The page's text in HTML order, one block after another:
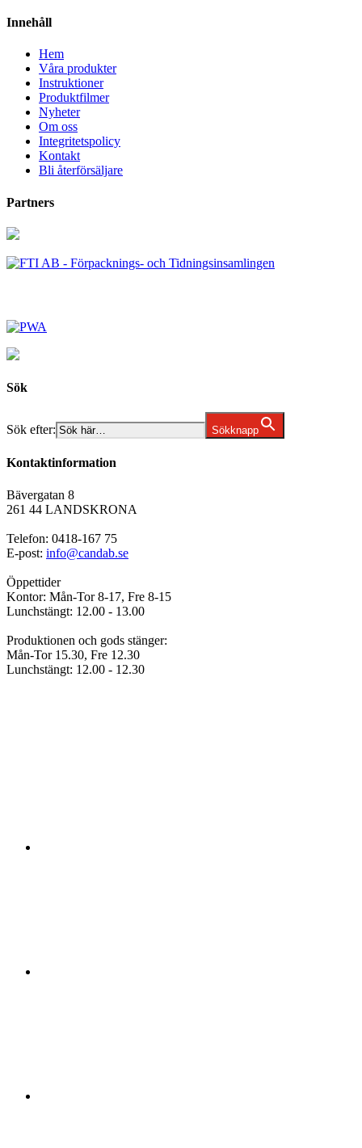
Innehåll
Hem
Våra produkter
Instruktioner
Produktfilmer
Nyheter
Om oss
Integritetspolicy
Kontakt
Bli återförsäljare
Partners
Sök
Sök efter: Sökknapp
Kontaktinformation
Bävergatan 8
261 44 LANDSKRONA
Telefon: 0418-167 75
E-post: info@candab.se
Öppettider
Kontor: Mån-Tor 8-17, Fre 8-15
Lunchstängt: 12.00 - 13.00
Produktionen och gods stänger:
Mån-Tor 15.30, Fre 12.30
Lunchstängt: 12.00 - 12.30